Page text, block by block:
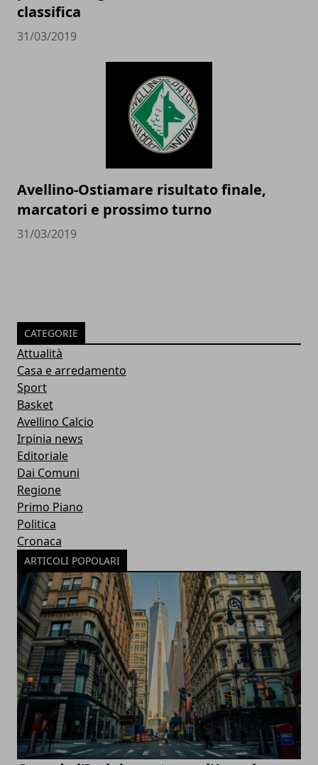
classifica
31/03/2019
Avellino-Ostiamare risultato finale,
marcatori e prossimo turno
31/03/2019
CATEGORIE
Attualità
Casa e arredamento
Sport
Basket
Avellino Calcio
Irpinia news
Editoriale
Dai Comuni
Regione
Primo Piano
Politica
Cronaca
ARTICOLI POPOLARI